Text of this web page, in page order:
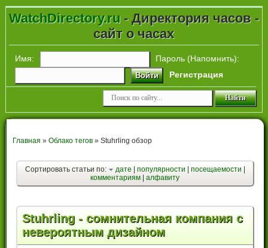
WatchDirectory.ru- Директория часов -
сайт о часах
Имя: Пароль (Напомнить):
Войти Регистрация
Главная » Облако тегов» Stuhrling обзор
Сортировать статьи по: дате| популярности посещаемости
комментариям |алфавиту
Stuhrling - сомнительная компания с
невероятным дизайном